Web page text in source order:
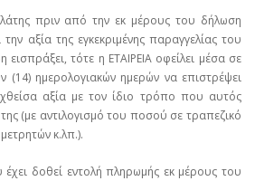
πριν από την εκ μέρους του δήλωση
αξία της εγκεκριμένης παραγγελίας του
εισπράξει, τότε η ΕΤΑΙΡΕΙΑ οφείλει μέσα σε
(14) ημερολογιακών ημερών να επιστρέψει
αξία με τον ίδιο τρόπο που αυτός
(με αντιλογισμό του ποσού σε τραπεζικό
κ.λπ.).
δοθεί εντολή πληρωμής εκ μέρους του